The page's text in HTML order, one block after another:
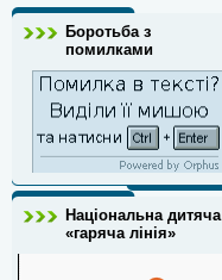
Боротьба з
помилками
Національна дитяча
«гаряча лінія»